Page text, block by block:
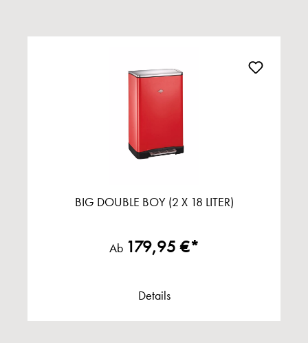
BIG DOUBLE BOY (2 X 18 LITER)
Ab 179,95 €*
Details